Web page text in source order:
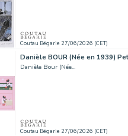
Coutau Bégarie 27/06/2026 (CET)
Danièle Bour (Née...
Coutau Bégarie 27/06/2026 (CET)